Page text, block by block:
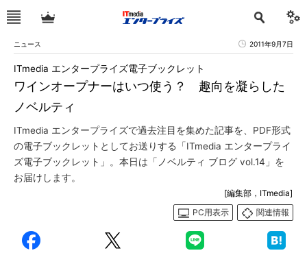
ニュース 2011年9月7日
ワインオープナーはいつ使う？ 趣向を凝らした
ノベルティ
ITmedia エンタープライズ電子ブックレット
ITmedia エンタープライズで過去注目を集めた記事を、PDF形式
の電子ブックレットとしてお送りする「ITmedia エンタープライ
ズ電子ブックレット」。本日は「ノベルティ ブログ vol.14」を
お届けします。
[編集部，ITmedia]
PC用表示
関連情報